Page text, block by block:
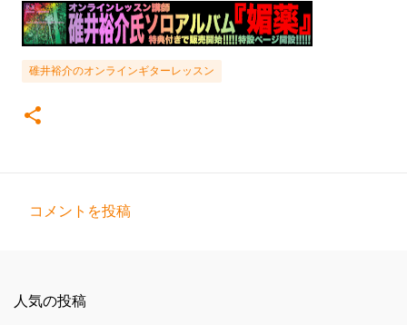
碓井裕介のオンラインギターレッスン
ト
コメントを投稿
人気の投稿